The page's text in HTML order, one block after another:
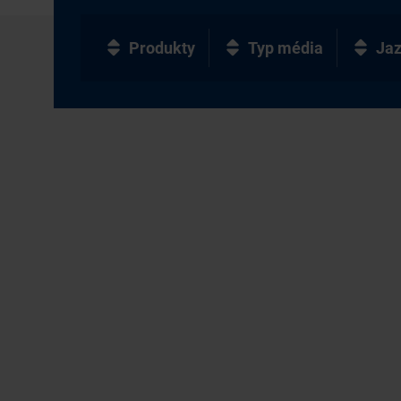
Produkty Typ média